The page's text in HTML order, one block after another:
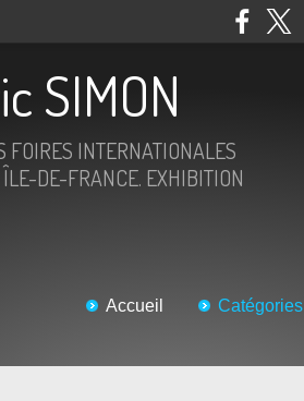
SIMON
FOIRES INTERNATIONALES
DE-FRANCE. EXHIBITION
Accueil Catégories